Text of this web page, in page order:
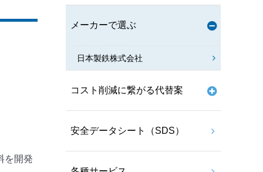
を開発
メーカーで選ぶ
日本製鉄株式会社
コスト削減に繋がる代替案
安全データシート（SDS）